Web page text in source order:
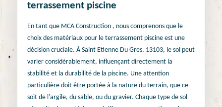
terrassement piscine
En tant que MCA Construction , nous comprenons que le
choix des matériaux pour le terrassement piscine est une
décision cruciale. À Saint Etienne Du Gres, 13103, le sol peut
varier considérablement, influençant directement la
stabilité et la durabilité de la piscine. Une attention
particulière doit être portée à la nature du terrain, que ce
soit de l'argile, du sable, ou du gravier. Chaque type de sol